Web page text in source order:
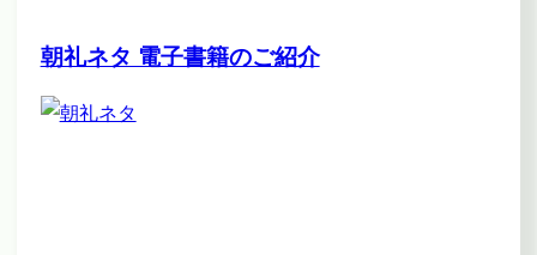
朝礼ネタ 電子書籍のご紹介